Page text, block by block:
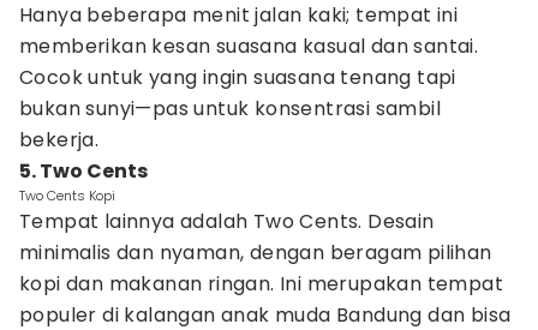
Hanya beberapa menit jalan kaki; tempat ini
memberikan kesan suasana kasual dan santai.
Cocok untuk yang ingin suasana tenang tapi
bukan sunyi—pas untuk konsentrasi sambil
bekerja.
5. Two Cents
Two Cents Kopi
Tempat lainnya adalah Two Cents. Desain
minimalis dan nyaman, dengan beragam pilihan
kopi dan makanan ringan. Ini merupakan tempat
populer di kalangan anak muda Bandung dan bisa